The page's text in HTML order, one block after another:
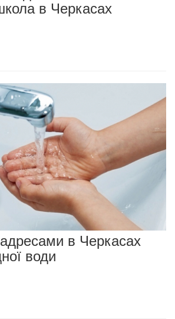
в Черкасах
в Черкасах
води